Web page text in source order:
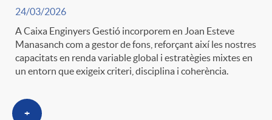
24/03/2026
A Caixa Enginyers Gestió incorporem en Joan Esteve
Manasanch com a gestor de fons, reforçant així les nostres
capacitats en renda variable global i estratègies mixtes en
un entorn que exigeix criteri, disciplina i coherència.
+